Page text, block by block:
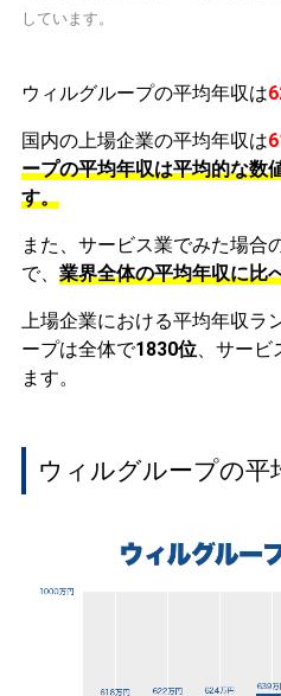
しています。
ウィルグループの平均年収は
国内の上場企業の平均年収は
ープの平均年収は平均的な数
す。
また、サービス業でみた場合
で、 業界全体の平均年収に比
上場企業における平均年収ラ
ープは全体で1830位、サービ
ます。
ウィルグループの平